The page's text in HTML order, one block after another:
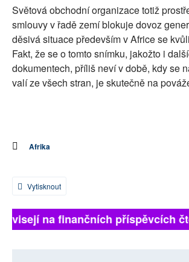
Světová obchodní organizace totiž
smlouvy v řadě zemí blokuje dovoz
děsivá situace především v Africe se
Fakt, že se o tomto snímku, jakožto i
dokumentech, příliš neví v době, kdy se
valí ze všech stran, je skutečně na
Afrika
Vytisknout
na finančních příspěvcích